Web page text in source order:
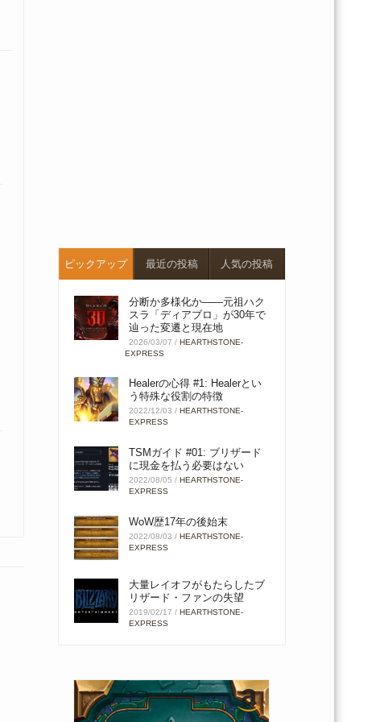
ピックアップ 最近の投稿 人気の投稿
分断か多様化か――元祖ハク
スラ「ディアブロ」が30年で
辿った変遷と現在地
2026/03/07 /HEARTHSTONE-
EXPRESS
Healerの心得 #1: Healerとい
う特殊な役割の特徴
2022/12/03 / HEARTHSTONE-
EXPRESS
TSMガイド #01: ブリザード
に現金を払う必要はない
2022/08/05 /HEARTHSTONE-
EXPRESS
WoW歴17年の後始末
2022/08/03 /HEARTHSTONE-
EXPRESS
大量レイオフがもたらしたブ
リザード・ファンの失望
2019/02/17 /HEARTHSTONE-
EXPRESS